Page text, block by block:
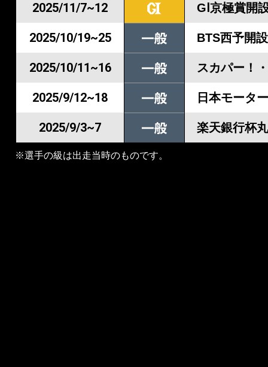
2025/11/7~12 GⅠ京極賞開
2025/10/19~25 BTS西予開
2025/10/11~16 スカパー！
2025/9/12~18 日本モータ
2025/9/3~7 楽天銀行杯
※選手の級は出走当時のものです。